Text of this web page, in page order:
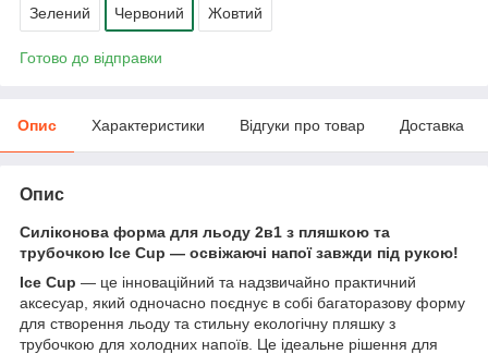
Зелений Червоний Жовтий
Готово до відправки
Опис Характеристики Відгуки про товар Доставка
Опис
Силіконова форма для льоду 2в1 з пляшкою та
трубочкою Ice Cup — освіжаючі напої завжди під рукою!
Ice Cup — це інноваційний та надзвичайно практичний
аксесуар, який одночасно поєднує в собі багаторазову форму
для створення льоду та стильну екологічну пляшку з
трубочкою для холодних напоїв. Це ідеальне рішення для